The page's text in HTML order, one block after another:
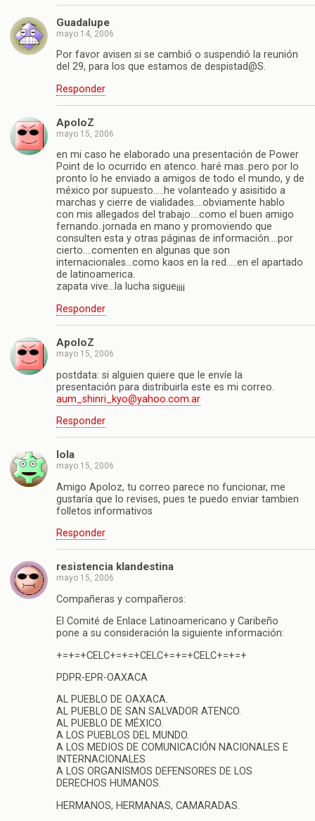
Guadalupe
mayo 14, 2006
Por favor avisen si se cambió o suspendió la reunión
del 29, para los que estamos de despistad@S.
Responder
ApoloZ
mayo 15, 2006
en mi caso he elaborado una presentación de Power
Point de lo ocurrido en atenco. haré mas..pero por lo
pronto lo he enviado a amigos de todo el mundo, y de
méxico por supuesto…..he volanteado y asisitido a
marchas y cierre de vialidades….obviamente hablo
con mis allegados del trabajo….como el buen amigo
fernando..jornada en mano y promoviendo que
consulten esta y otras páginas de información….por
cierto….comenten en algunas que son
internacionales…como kaos en la red…..en el apartado
de latinoamerica.
zapata vive…la lucha sigue¡¡¡¡
Responder
ApoloZ
mayo 15, 2006
postdata: si alguien quiere que le envíe la
presentación para distribuirla este es mi correo.
aum_shinri_kyo@yahoo.com.ar
Responder
lola
mayo 15, 2006
Amigo Apoloz, tu correo parece no funcionar, me
gustaría que lo revises, pues te puedo enviar tambien
folletos informativos
Responder
resistencia klandestina
mayo 15, 2006
Compañeras y compañeros:
El Comité de Enlace Latinoamericano y Caribeño
pone a su consideración la siguiente información:
+=+=+CELC+=+=+CELC+=+=+CELC+=+=+
PDPR-EPR-OAXACA
AL PUEBLO DE OAXACA.
AL PUEBLO DE SAN SALVADOR ATENCO.
AL PUEBLO DE MÉXICO.
A LOS PUEBLOS DEL MUNDO.
A LOS MEDIOS DE COMUNICACIÓN NACIONALES E
INTERNACIONALES
A LOS ORGANISMOS DEFENSORES DE LOS
DERECHOS HUMANOS.
HERMANOS, HERMANAS, CAMARADAS.